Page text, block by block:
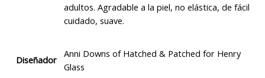
adultos. Agradable a la piel, no elástica, de fácil
cuidado, suave.
Diseñador
Anni Downs of Hatched & Patched for Henry
Glass